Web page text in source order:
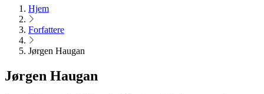
Hjem
Forfattere
Jørgen Haugan
Jørgen Haugan